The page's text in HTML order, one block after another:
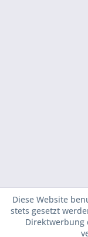
Diese Website
stets gesetzt
Direktwerbung